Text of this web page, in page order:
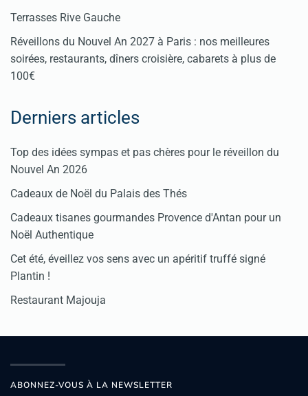
Terrasses Rive Gauche
Réveillons du Nouvel An 2027 à Paris : nos meilleures
soirées, restaurants, dîners croisière, cabarets à plus de
100€
Derniers articles
Top des idées sympas et pas chères pour le réveillon du
Nouvel An 2026
Cadeaux de Noël du Palais des Thés
Cadeaux tisanes gourmandes Provence d'Antan pour un
Noël Authentique
Cet été, éveillez vos sens avec un apéritif truffé signé
Plantin !
Restaurant Majouja
ABONNEZ-VOUS À LA NEWSLETTER